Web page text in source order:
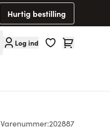
Hurtig bestilling
Log ind Cart
Varenummer:202887